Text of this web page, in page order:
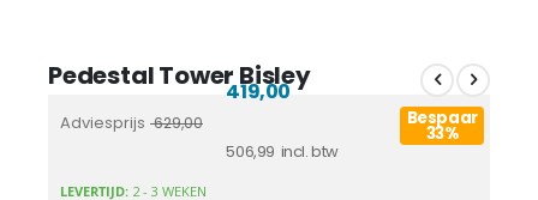
Pedestal Tower Bisley
Adviesprijs 629,00
506,99
419,00
Bespaar
33%
LEVERTIJD: 2 - 3 WEKEN